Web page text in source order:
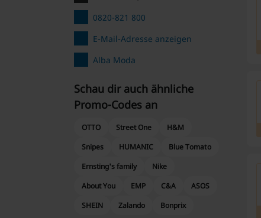
0820-821 800
E-Mail-Adresse anzeigen
Alba Moda
Schau dir auch ähnliche
Promo-Codes an
OTTO Street One
H&M
Snipes
HUMANIC
Blue Tomato
Ernsting's family
Nike
About You
EMP C&A
ASOS
SHEIN
Zalando Bonprix